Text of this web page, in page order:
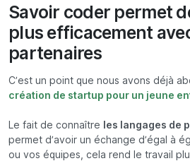
Savoir coder permet
plus efficacement
partenaires
C’est un point que nous avons déjà
création de startup pour un jeune
Le fait de connaître les langages de
permet d’avoir un échange d’égal à
ou vos équipes, cela rend le travail